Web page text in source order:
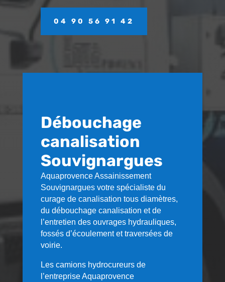
04 90 56 91 42
Débouchage
canalisation
Souvignargues
Aquaprovence Assainissement
Souvignarguesvotre spécialiste du
curage de canalisation tous diamètres,
du débouchage canalisation et de
l’entretien des ouvrages hydrauliques,
fossés d’écoulement et traversées de
voirie.
Les camions hydrocureurs de
l’entreprise Aquaprovence